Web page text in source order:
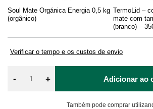
Soul Mate Orgánica Energia 0,5 kg
(orgânico)
TermoLid –
mate com
(branco) –
Verificar o tempo e os custos de envio
- + Adicionar ao
Também pode comprar